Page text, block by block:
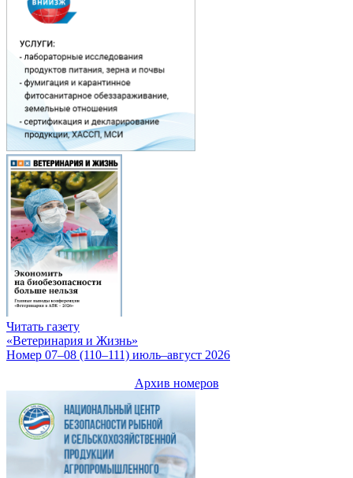
Читать газету
«Ветеринария и Жизнь»
Номер 07–08 (110–111) июль–август 2026
Архив номеров